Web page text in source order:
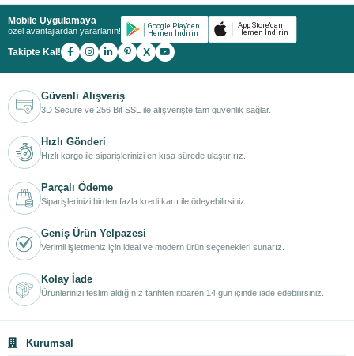
Mobile Uygulamaya
özel avantajlardan yararlanın!
Takipte Kal! X
Güvenli Alışveriş
3D Secure ve 256 Bit SSL ile alışverişte tam güvenlik sağlar.
Hızlı Gönderi
Hızlı kargo ile siparişlerinizi en kısa sürede ulaştırırız.
Parçalı Ödeme
Siparişlerinizi birden fazla kredi kartı ile ödeyebilirsiniz.
Geniş Ürün Yelpazesi
Verimli işletmeniz için ideal ve modern ürün seçenekleri sunarız.
Kolay İade
Ürünlerinizi teslim aldığınız tarihten itibaren 14 gün içinde iade edebilirsiniz.
Kurumsal